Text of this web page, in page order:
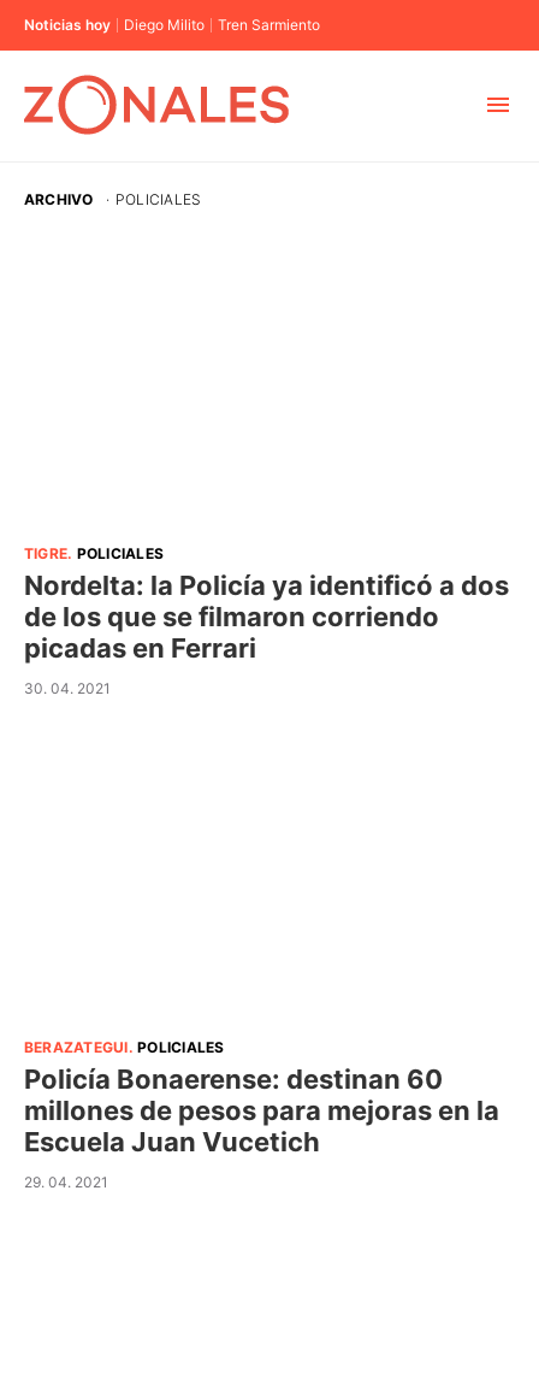
Noticias hoy Diego Milito Tren Sarmiento
ARCHIVO · POLICIALES
TIGRE. POLICIALES
Nordelta: la Policía ya identificó a dos
de los que se filmaron corriendo
picadas en Ferrari
30. 04. 2021
BERAZATEGUI.POLICIALES
Policía Bonaerense: destinan 60
millones de pesos para mejoras en la
Escuela Juan Vucetich
29. 04. 2021